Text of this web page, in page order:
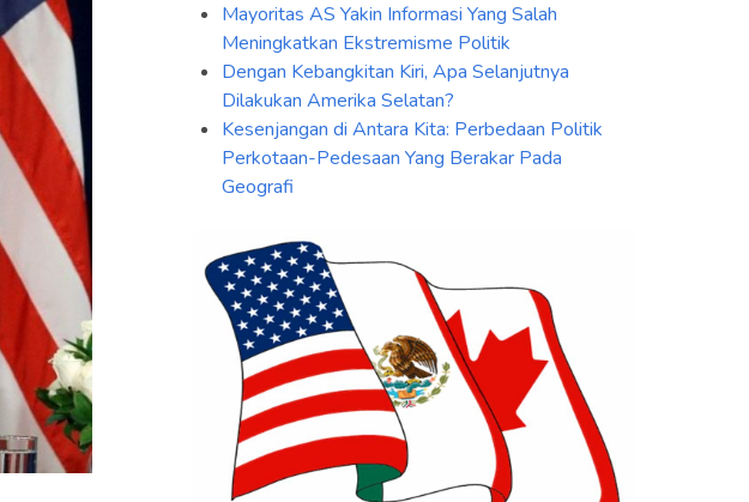
Mayoritas AS Yakin Informasi Yang Salah
Meningkatkan Ekstremisme Politik
Dengan Kebangkitan Kiri, Apa Selanjutnya
Dilakukan Amerika Selatan?
Kesenjangan di Antara Kita: Perbedaan Politik
Perkotaan-Pedesaan Yang Berakar Pada
Geografi